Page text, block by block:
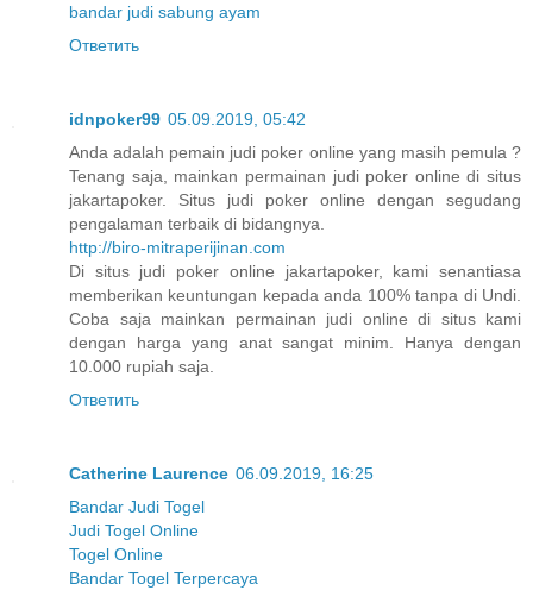
bandar judi sabung ayam
Ответить
idnpoker99 05.09.2019, 05:42
Anda adalah pemain judi poker online yang masih pemula ?
Tenang saja, mainkan permainan judi poker online di situs
jakartapoker. Situs judi poker online dengan segudang
pengalaman terbaik di bidangnya.
http://biro-mitraperijinan.com
Di situs judi poker online jakartapoker, kami senantiasa
memberikan keuntungan kepada anda 100% tanpa di Undi.
Coba saja mainkan permainan judi online di situs kami
dengan harga yang anat sangat minim. Hanya dengan
10.000 rupiah saja.
Ответить
Catherine Laurence 06.09.2019, 16:25
Bandar Judi Togel
Judi Togel Online
Togel Online
Bandar Togel Terpercaya